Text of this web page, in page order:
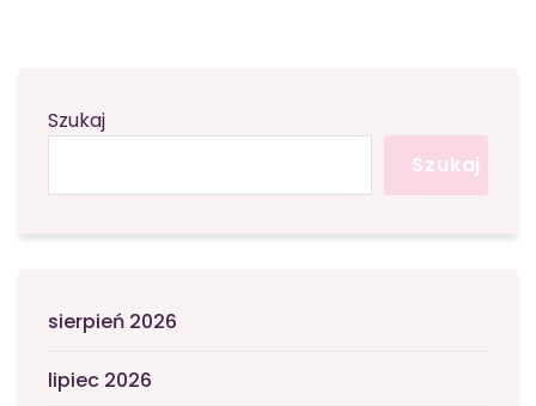
Szukaj
Szukaj
sierpień 2026
lipiec 2026